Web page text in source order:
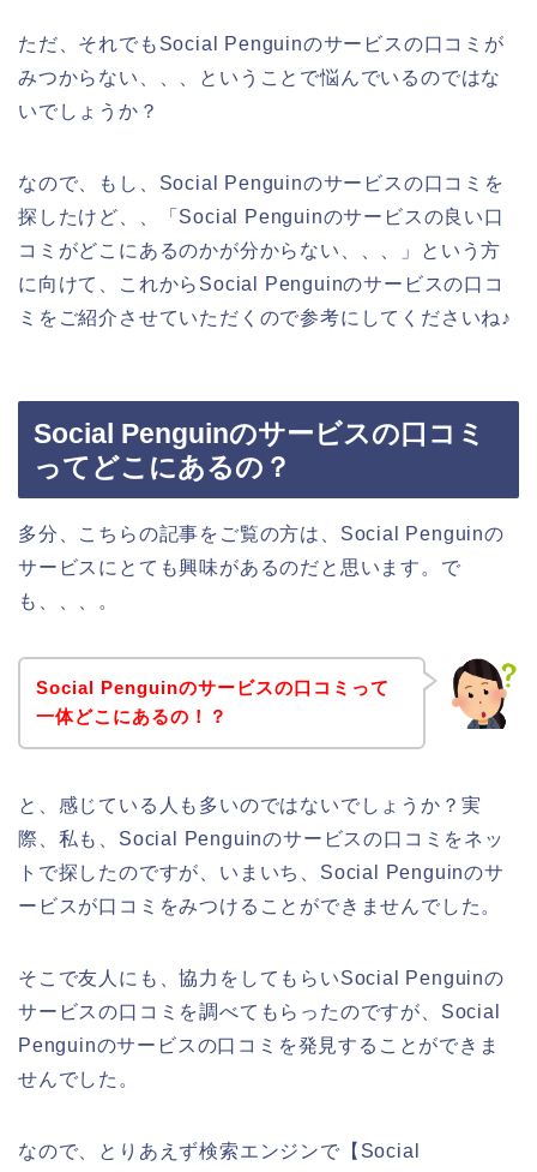
ただ、それでもSocial Penguinのサービスの口コミが
みつからない、、、ということで悩んでいるのではな
いでしょうか？
なので、もし、Social Penguinのサービスの口コミを
探したけど、、「Social Penguinのサービスの良い口
コミがどこにあるのかが分からない、、、」という方
に向けて、これからSocial Penguinのサービスの口コ
ミをご紹介させていただくので参考にしてくださいね♪
Social Penguinのサービスの口コミ
ってどこにあるの？
多分、こちらの記事をご覧の方は、Social Penguinの
サービスにとても興味があるのだと思います。で
も、、、。
Social Penguinのサービスの口コミって
一体どこにあるの！？
と、感じている人も多いのではないでしょうか？実
際、私も、Social Penguinのサービスの口コミをネッ
トで探したのですが、いまいち、Social Penguinのサ
ービスが口コミをみつけることができませんでした。
そこで友人にも、協力をしてもらいSocial Penguinの
サービスの口コミを調べてもらったのですが、Social
Penguinのサービスの口コミを発見することができま
せんでした。
なので、とりあえず検索エンジンで【Social